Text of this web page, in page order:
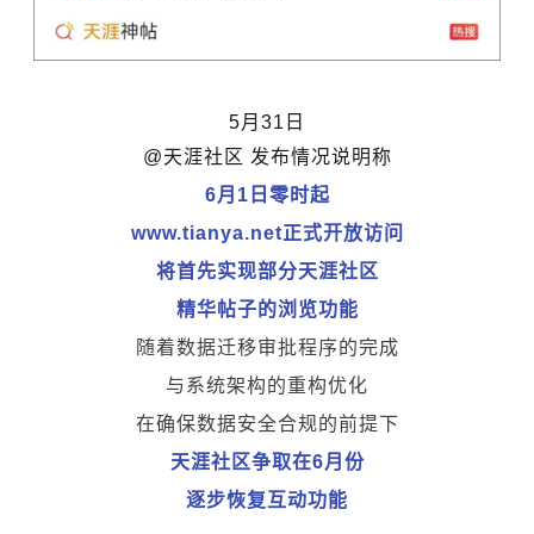
5月31日
@天涯社区 发布情况说明称
6月1日零时起
www.tianya.net正式开放访问
将首先实现部分天涯社区
精华帖子的浏览功能
随着数据迁移审批程序的完成
与系统架构的重构优化
在确保数据安全合规的前提下
天涯社区争取在6月份
逐步恢复互动功能